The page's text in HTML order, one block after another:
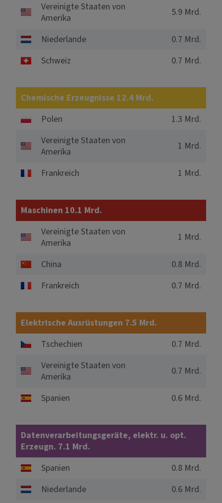
Vereinigte Staaten von
Amerika
5.9 Mrd.
Niederlande
0.7 Mrd.
Schweiz
0.7 Mrd.
Chemische Erzeugnisse 12.4 Mrd.
Polen
1.3 Mrd.
Vereinigte Staaten von
Amerika
1 Mrd.
Frankreich 1 Mrd.
Maschinen 10.1 Mrd.
Vereinigte Staaten von
Amerika
1 Mrd.
China
0.8 Mrd.
Frankreich
0.7 Mrd.
Elektrische Ausrüstungen 7.5 Mrd.
Tschechien
0.7 Mrd.
Vereinigte Staaten von
Amerika
0.7 Mrd.
Spanien 0.6 Mrd.
Datenverarbeitungsgeräte, elektr. u. opt.
Erzeugn. 7.1 Mrd.
Spanien
0.8 Mrd.
Niederlande
0.6 Mrd.